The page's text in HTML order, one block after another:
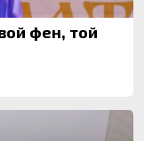
фен, той